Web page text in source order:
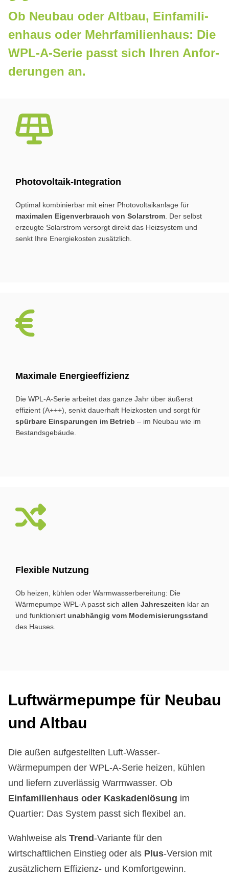
Ob Neu­bau oder Alt­bau, Ein­fa­mi­li­
en­haus oder Mehr­fa­mi­li­en­haus: Die
WPL-A-Se­rie passt sich Ih­ren An­for­
de­run­gen an.
Pho­to­vol­ta­ik-In­te­gra­ti­on
Optimal kombinierbar mit einer Photo­voltaik­anlage für
maximalen Eigen­verbrauch von Solarstrom . Der selbst
erzeugte Solarstrom versorgt direkt das Heizsystem und
senkt Ihre Energie­kosten zusätzlich.
Ma­xi­ma­le En­er­gie­ef­fi­zi­enz
Die WPL-A-Serie arbeitet das ganze Jahr über äußerst
effizient (A+++), senkt dauerhaft Heiz­kosten und sorgt für
spürbare Ein­sparungen im Betrieb – im Neubau wie im
Bestands­­gebäude.
Fle­xi­ble Nut­zung
Ob heizen, kühlen oder Warm­wasser­bereitung: Die
Wärmepumpe WPL-A passt sich allen Jahres­zeiten klar an
und funktioniert unabhängig vom Modernisierungs­stand
des Hauses.
Luft­wär­me­pum­pe für Neu­bau
und Alt­bau
Die außen aufgestellten Luft-Wasser-
Wärmepumpen der WPL-A-Serie heizen, kühlen
und liefern zuverlässig Warmwasser. Ob
Einfamilienhaus oder Kaskadenlösung im
Quartier: Das System passt sich flexibel an.
Wahlweise als Trend-Variante für den
wirtschaftlichen Einstieg oder als Plus-Version mit
zusätzlichem Effizienz- und Komfortgewinn.